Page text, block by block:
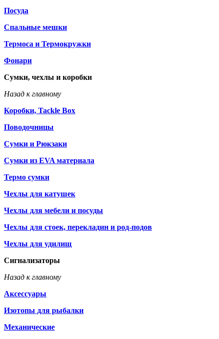
Посуда
Спальные мешки
Термоса и Термокружки
Фонари
Сумки, чехлы и коробки
Назад к главному
Коробки, Tackle Box
Поводочницы
Сумки и Рюкзаки
Сумки из EVA материала
Термо сумки
Чехлы для катушек
Чехлы для мебели и посуды
Чехлы для стоек, перекладин и род-подов
Чехлы для удилищ
Сигнализаторы
Назад к главному
Аксессуары
Изотопы для рыбалки
Механические